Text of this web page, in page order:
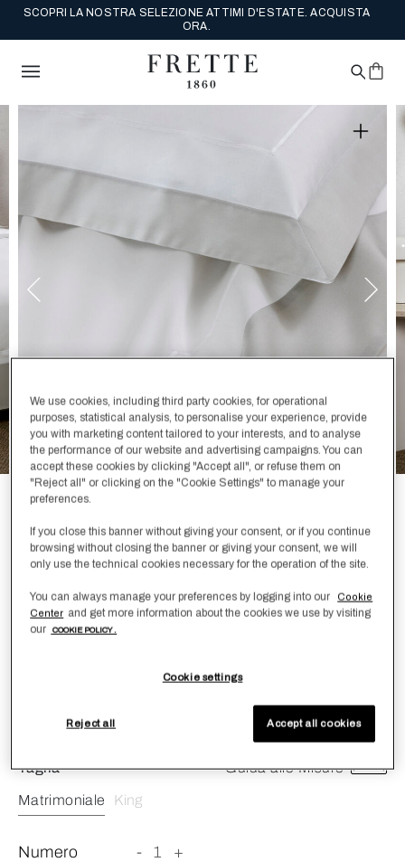
SCOPRI LA NOSTRA SELEZIONE ATTIMI D'ESTATE. ACQUISTA
ORA.
€ 1.000,00
€ 600,00
dettaglio lineare, gli elementi della collezione Essence
possono essere abbinati tra loro per dare vita a un look
contemporaneo, oppure affiancarsi a jacquard
Taglia
Matrimoniale King
Guida alle Misure
Numero - 1 +
We use cookies, including third party cookies, for operational
purposes, statistical analysis, to personalise your experience, provide
you with marketing content tailored to your interests, and to analyse
the performance of our website and advertising campaigns. You can
accept these cookies by clicking "Accept all", or refuse them on
"Reject all" or clicking on the "Cookie Settings" to manage your
preferences.
If you close this banner without giving your consent, or if you continue
browsing without closing the banner or giving your consent, we will
only use the technical cookies necessary for the operation of the site.
You can always manage your preferences by logging into our
Cookie
Center and get more information about the cookies we use by visiting
our
COOKIE POLICY .
Cookie settings
Reject all Accept all cookies